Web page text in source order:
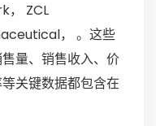
， ZCL
， 。这些
量、销售收入、价
关键数据都包含在